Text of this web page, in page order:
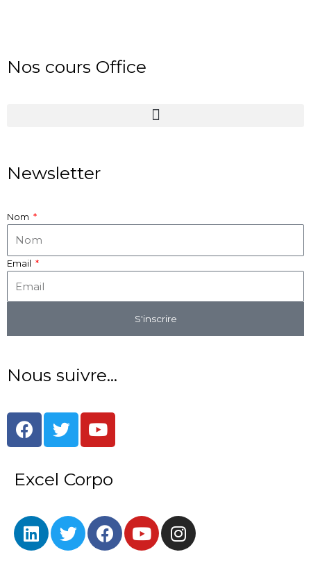
Nos cours Office
Newsletter
Nom
Email
S'inscrire
Nous suivre...
F
a
e
b
o
k
T
w
t
t
r
Y
o
t
u
e
Excel Corpo
L
i
T
w
F
a
Y
o
I
n